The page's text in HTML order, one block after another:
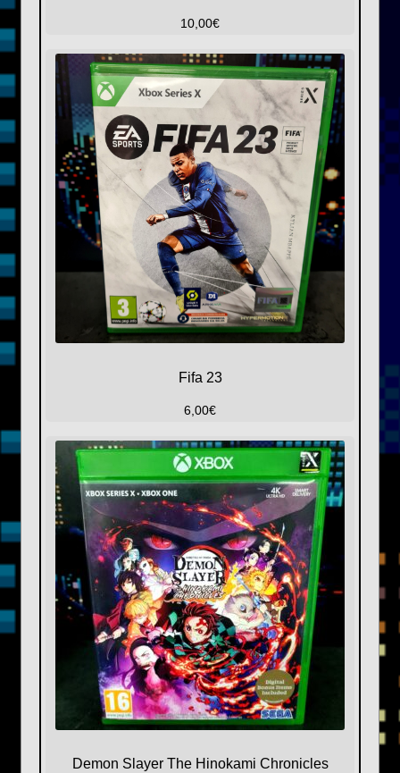
10,00€
Fifa 23
6,00€
Demon Slayer The Hinokami Chronicles